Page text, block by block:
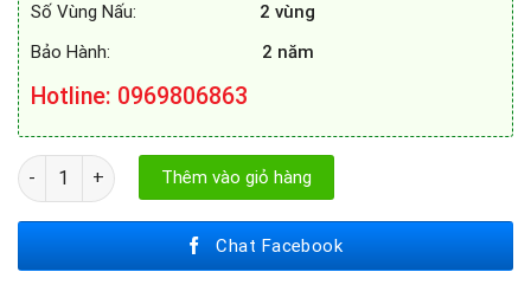
Số Vùng Nấu: 2 vùng
Bảo Hành: 2 năm
Hotline: 0969806863
BẾP TỪ SPELIER SPE - IC1088 số lượng
Thêm vào giỏ hàng
Chat Facebook